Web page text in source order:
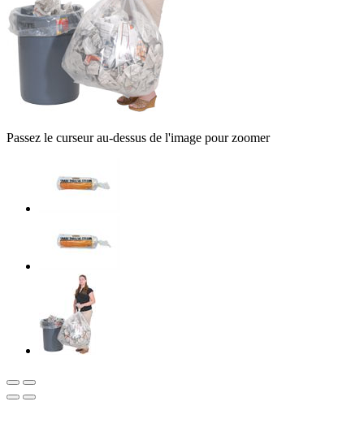
Passez le curseur au-dessus de l'image pour zoomer